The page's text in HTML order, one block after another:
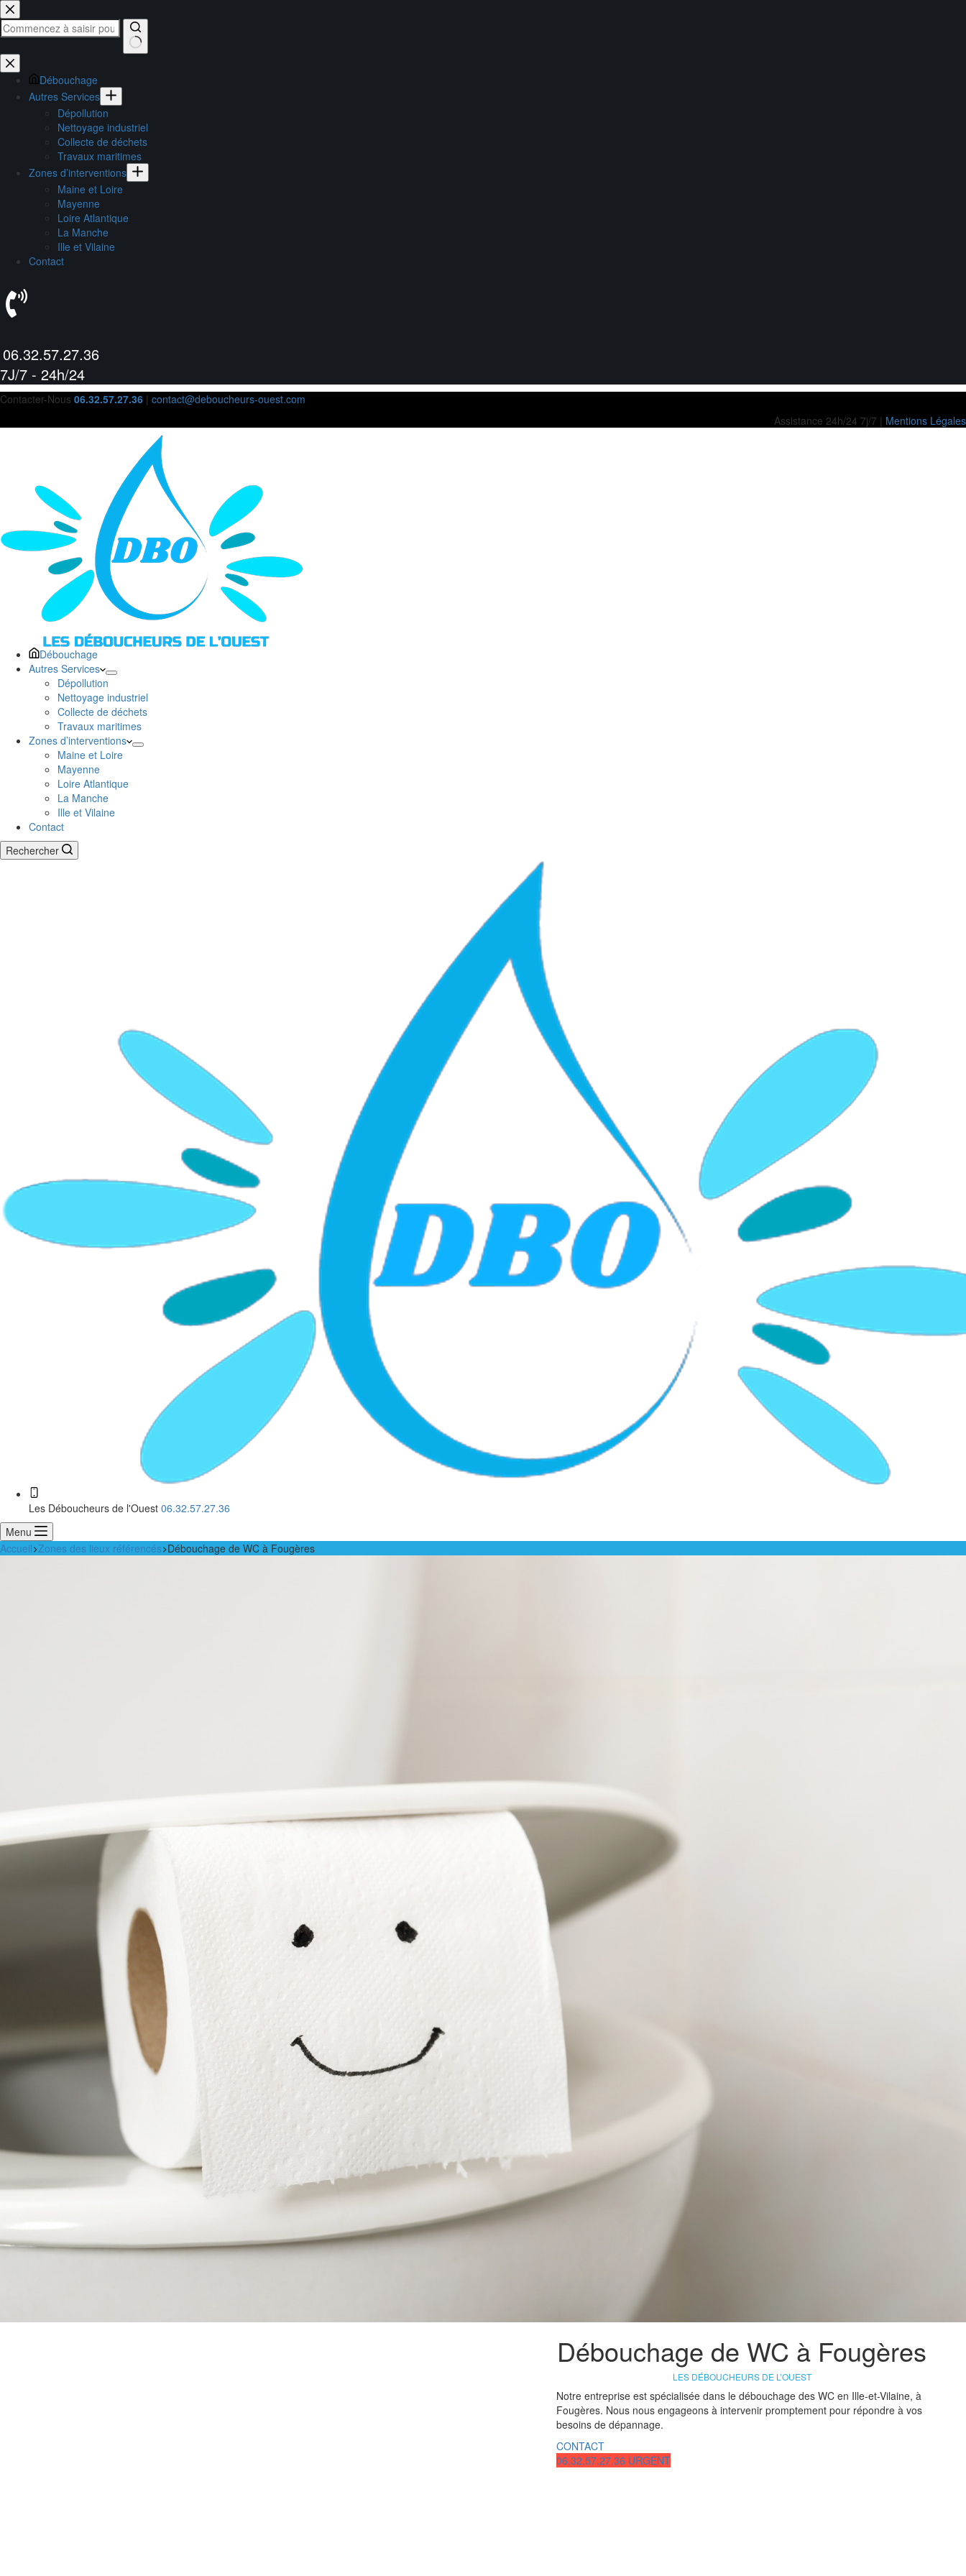
Passer
au
contenu
Aucun
résultat Débouchage
Autres Services
Dépollution
Nettoyage industriel
Collecte de déchets
Travaux maritimes
Zones d’interventions
Maine et Loire
Mayenne
Loire Atlantique
La Manche
Ille et Vilaine
Contact
06.32.57.27.36
7J/7 - 24h/24
Contacter-Nous 06.32.57.27.36 | contact@deboucheurs-ouest.com
Assistance 24h/24 7j/7 | Mentions Légales
Débouchage
Autres Services
Dépollution
Nettoyage industriel
Collecte de déchets
Travaux maritimes
Zones d’interventions
Maine et Loire
Mayenne
Loire Atlantique
La Manche
Ille et Vilaine
Contact
Rechercher
Les Déboucheurs de l'Ouest 06.32.57.27.36
Menu
Accueil Zones des lieux référencés Débouchage de WC à Fougères
Débouchage de WC à Fougères
LES DÉBOUCHEURS DE L’OUEST
Notre entreprise est spécialisée dans le débouchage des WC en Ille-et-Vilaine, à
Fougères. Nous nous engageons à intervenir promptement pour répondre à vos
besoins de dépannage.
CONTACT
06.32.57.27.36 URGENT